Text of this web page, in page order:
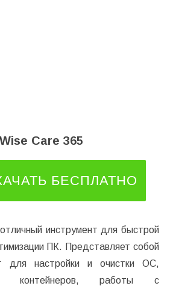
Wise Care 365
БЕСПЛАТНО
инструмент для быстрой
ПК. Представляет собой
для настройки и очистки ОС,
контейнеров, работы с